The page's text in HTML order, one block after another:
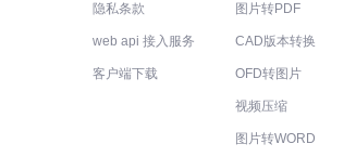
隐私条款
web api 接入服务
客户端下载
图片转PDF
CAD版本转换
OFD转图片
视频压缩
图片转WORD